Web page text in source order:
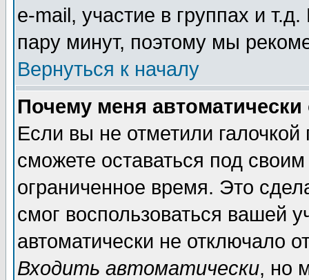
e-mail, участие в группах и
пару минут, поэтому мы
Вернуться к началу
Почему меня автоматически
Если вы не отметили галочкой
сможете оставаться под
ограниченное время. Это
смог воспользоваться вашей
автоматически не отключало
Входить автоматически, но